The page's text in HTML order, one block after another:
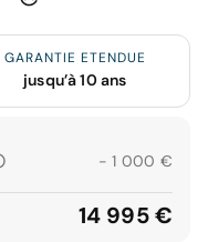
GARANTIE ETENDUE
jusqu’à 10 ans
- 1 000 €
14 995 €